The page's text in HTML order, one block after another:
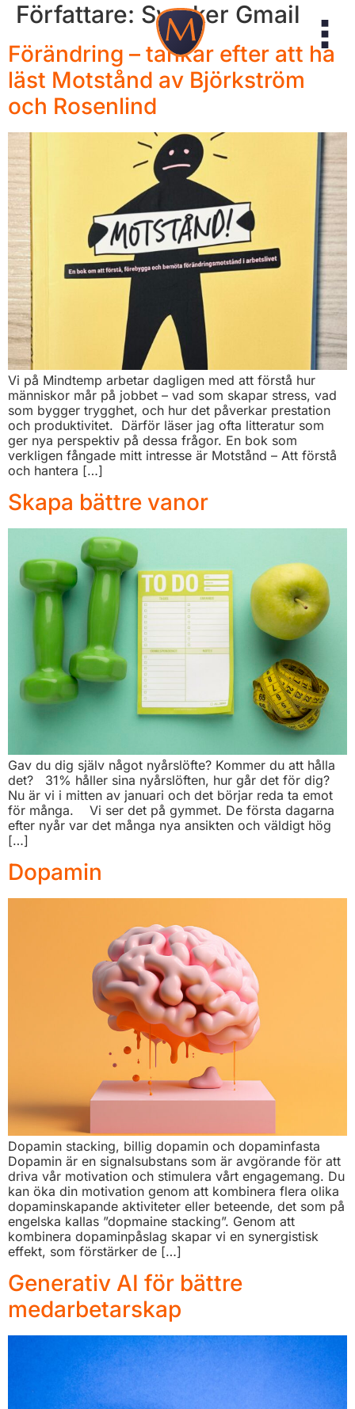
Författare: Sverker Gmail
Förändring – tankar efter att ha
läst Motstånd av Björkström
och Rosenlind
Vi på Mindtemp arbetar dagligen med att förstå hur
människor mår på jobbet – vad som skapar stress, vad
som bygger trygghet, och hur det påverkar prestation
och produktivitet. Därför läser jag ofta litteratur som
ger nya perspektiv på dessa frågor. En bok som
verkligen fångade mitt intresse är Motstånd – Att förstå
och hantera […]
Skapa bättre vanor
Gav du dig själv något nyårslöfte? Kommer du att hålla
det? 31% håller sina nyårslöften, hur går det för dig?
Nu är vi i mitten av januari och det börjar reda ta emot
för många. Vi ser det på gymmet. De första dagarna
efter nyår var det många nya ansikten och väldigt hög
[…]
Dopamin
Dopamin stacking, billig dopamin och dopaminfasta
Dopamin är en signalsubstans som är avgörande för att
driva vår motivation och stimulera vårt engagemang. Du
kan öka din motivation genom att kombinera flera olika
dopaminskapande aktiviteter eller beteende, det som på
engelska kallas ”dopmaine stacking”. Genom att
kombinera dopaminpåslag skapar vi en synergistisk
effekt, som förstärker de […]
Generativ AI för bättre
medarbetarskap